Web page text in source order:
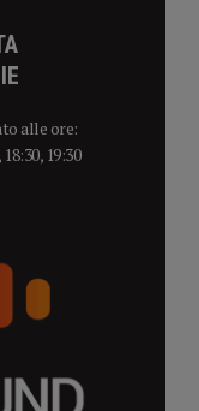
alle ore:
19:30